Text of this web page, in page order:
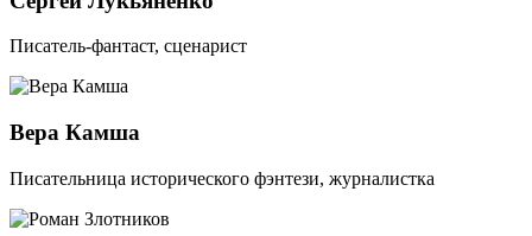
Писатель-фантаст, сценарист
Вера Камша
Писательница исторического фэнтези, журналистка